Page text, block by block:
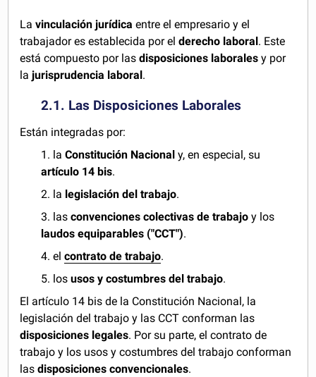
Lavinculación jurídica entre el empresario y el
trabajador es establecida por elderecho laboral. Este
está compuesto por lasdisposiciones laborales y por
lajurisprudencia laboral.
2.1. Las Disposiciones Laborales
Están integradas por:
1. laConstitución Nacional y, en especial, su
artículo 14 bis.
2. la legislación del trabajo.
3. lasconvenciones colectivas de trabajo y los
laudos equiparables ("CCT").
4. elcontrato de trabajo.
5. losusos y costumbres del trabajo.
El artículo 14 bis de la Constitución Nacional, la
legislación del trabajo y las CCT conforman las
disposiciones legales. Por su parte, el contrato de
trabajo y los usos y costumbres del trabajo conforman
lasdisposiciones convencionales.